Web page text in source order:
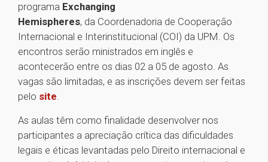
programa Exchanging
Hemispheres, da Coordenadoria de Cooperação
Internacional e Interinstitucional (COI) da UPM. Os
encontros serão ministrados em inglês e
acontecerão entre os dias 02 a 05 de agosto. As
vagas são limitadas, e as inscrições devem ser feitas
pelo site.
As aulas têm como finalidade desenvolver nos
participantes a apreciação crítica das dificuldades
legais e éticas levantadas pelo Direito internacional e